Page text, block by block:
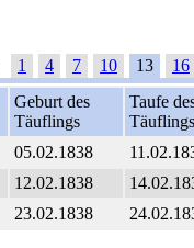
1 4 7 10 13
16
Geburt des
Täuflings
Taufe
Täuflings
05.02.1838
12.02.1838
23.02.1838